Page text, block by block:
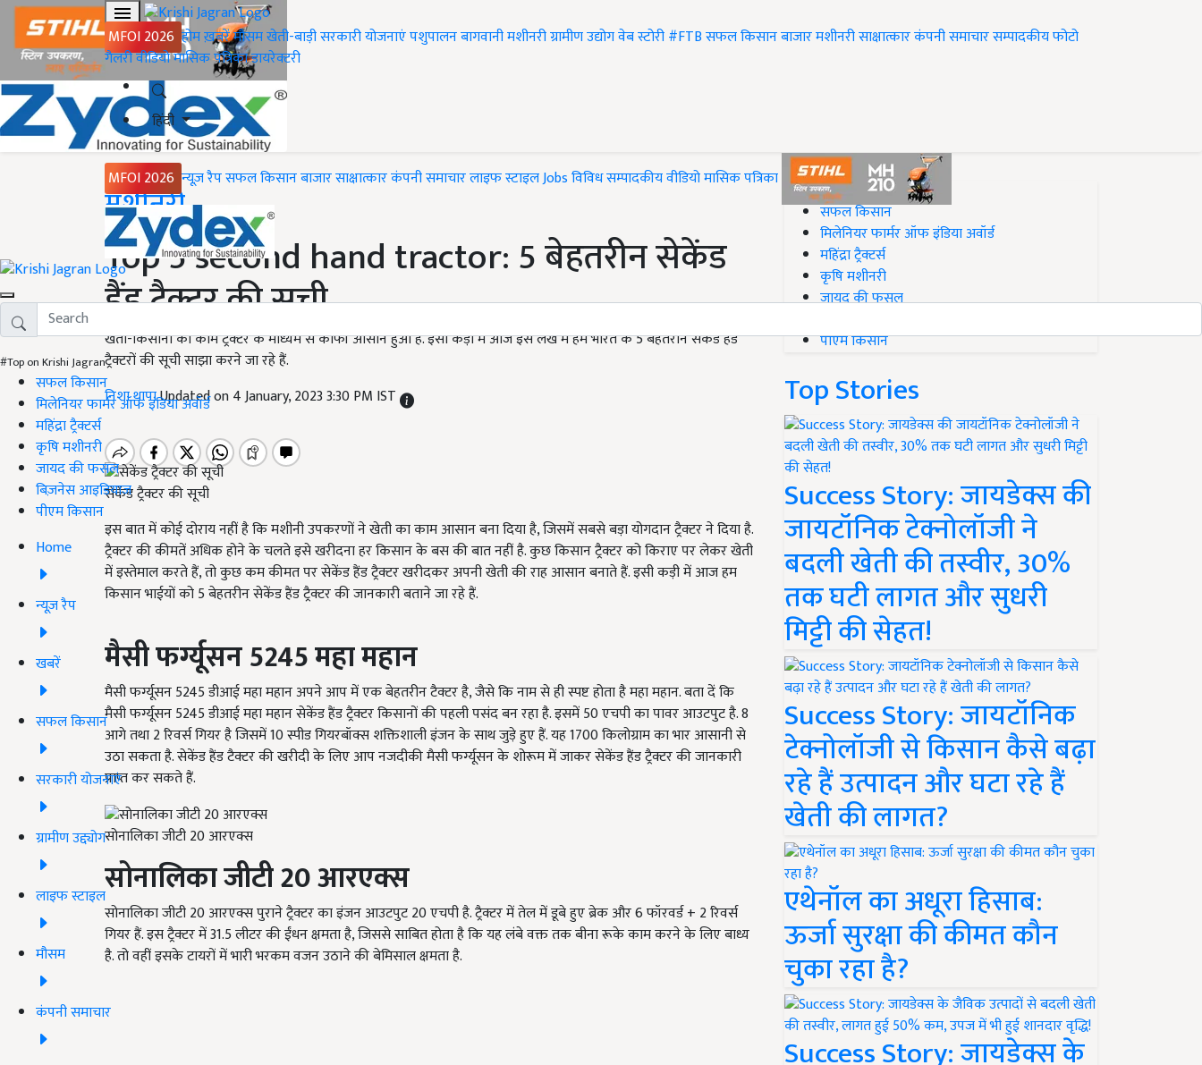
MFOI 2026 होमख़बरेंमौसमखेती-बाड़ीसरकारी योजनाएंपशुपालनबागवानीमशीनरीग्रामीण उद्योगवेब स्टोरी#FTBसफल किसानबाजारमशीनरीसाक्षात्कारकंपनी समाचारसम्पादकीयफोटो
गैलरीवीडियोमासिक पत्रिकाडायरेक्टरी
हिंदी
MFOI 2026 न्यूज़ रैपसफल किसानबाजारसाक्षात्कारकंपनी समाचारलाइफ स्टाइलJobsविविधसम्पादकीयवीडियोमासिक पत्रिका
#Top on Krishi Jagran
सफल किसान
मिलेनियर फार्मर ऑफ इंडिया अवॉर्ड
महिंद्रा ट्रैक्टर्स
कृषि मशीनरी
जायद की फसल
बिज़नेस आइडियाज
पीएम किसान
Home
न्यूज़ रैप
खबरें
सफल किसान
सरकारी योजनाएं
ग्रामीण उद्द्योग
लाइफ स्टाइल
मौसम
कंपनी समाचार
Home
मशीनरी
Top 5 second hand tractor: 5 बेहतरीन सेकेंड
हैंड ट्रैक्टर की सूची
खेती-किसानी का काम ट्रैक्टर के माध्यम से काफी आसान हुआ है. इसी कड़ी में आज इस लेख में हम भारत के 5 बेहतरीन सेकेंड हैंड
ट्रैक्टरों की सूची साझा करने जा रहे हैं.
निशा थापाUpdated on 4 January, 2023 3:30 PM IST
सेकेंड ट्रैक्टर की सूची
इस बात में कोई दोराय नहीं है कि मशीनी उपकरणों ने खेती का काम आसान बना दिया है, जिसमें सबसे बड़ा योगदान ट्रैक्टर ने दिया है.
ट्रैक्टर की कीमतें अधिक होने के चलते इसे खरीदना हर किसान के बस की बात नहीं है. कुछ किसान ट्रैक्टर को किराए पर लेकर खेती
में इस्तेमाल करते हैं, तो कुछ कम कीमत पर सेकेंड हैंड ट्रैक्टर खरीदकर अपनी खेती की राह आसान बनाते हैं. इसी कड़ी में आज हम
किसान भाईयों को 5 बेहतरीन सेकेंड हैंड ट्रैक्टर की जानकारी बताने जा रहे हैं.
मैसी फर्ग्यूसन5245महा महान
मैसी फर्ग्यूसन5245डीआई महा महान अपने आप में एक बेहतरीन टैक्टर है, जैसे कि नाम से ही स्पष्ट होता है महा महान. बता दें कि
मैसी फर्ग्यूसन5245डीआई महा महान सेकेंड हैंड ट्रैक्टर किसानों की पहली पसंद बन रहा है. इसमें 50 एचपी का पावर आउटपुट है. 8
आगे तथा 2 रिवर्स गियर है जिसमें 10 स्पीड गियरबॉक्स शक्तिशाली इंजन के साथ जुड़े हुए हैं. यह 1700 किलोग्राम का भार आसानी से
उठा सकता है. सेकेंड हैंड टैक्टर की खरीदी के लिए आप नजदीकी मैसी फर्ग्यूसन के शोरूम में जाकर सेकेंड हैंड ट्रैक्टर की जानकारी
प्राप्त कर सकते हैं.
सोनालिका जीटी 20 आरएक्स
सोनालिका जीटी 20 आरएक्स
सोनालिका जीटी 20 आरएक्स पुराने ट्रैक्टर का इंजन आउटपुट 20 एचपी है. ट्रैक्टर में तेल में डूबे हुए ब्रेक और 6 फॉरवर्ड + 2 रिवर्स
गियर हैं. इस ट्रैक्टर में 31.5 लीटर की ईंधन क्षमता है, जिससे साबित होता है कि यह लंबे वक्त तक बीना रूके काम करने के लिए बाध्य
है. तो वहीं इसके टायरों में भारी भरकम वजन उठाने की बेमिसाल क्षमता है.
#Top on Krishi Jagran
सफल किसान
मिलेनियर फार्मर ऑफ इंडिया अवॉर्ड
महिंद्रा ट्रैक्टर्स
कृषि मशीनरी
जायद की फसल
पीएम किसान
Top Stories
Success Story: जायडेक्स की
जायटॉनिक टेक्नोलॉजी ने
बदली खेती की तस्वीर, 30%
तक घटी लागत और सुधरी
मिट्टी की सेहत!
Success Story: जायटॉनिक
टेक्नोलॉजी से किसान कैसे बढ़ा
रहे हैं उत्पादन और घटा रहे हैं
खेती की लागत?
एथेनॉल का अधूरा हिसाब:
ऊर्जा सुरक्षा की कीमत कौन
चुका रहा है?
Success Story: जायडेक्स के